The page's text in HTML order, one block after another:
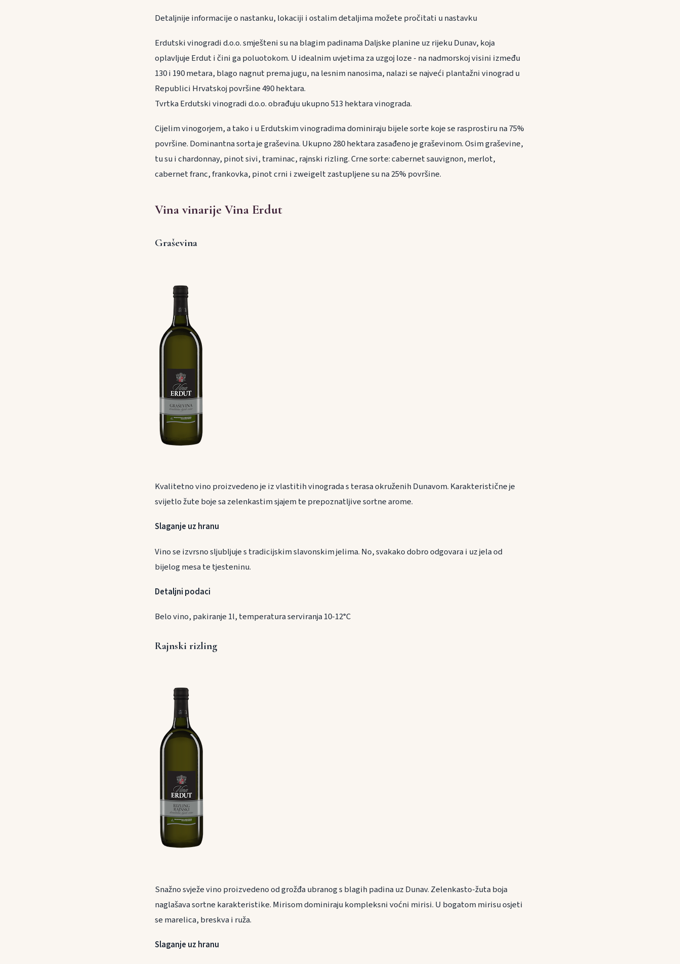
Detaljnije informacije o nastanku, lokaciji i ostalim detaljima možete pročitati u nastavku
Erdutski vinogradi d.o.o. smješteni su na blagim padinama Daljske planine uz rijeku Dunav, koja
oplavljuje Erdut i čini ga poluotokom. U idealnim uvjetima za uzgoj loze - na nadmorskoj visini između
130 i 190 metara, blago nagnut prema jugu, na lesnim nanosima, nalazi se najveći plantažni vinograd u
Republici Hrvatskoj površine 490 hektara.
Tvrtka Erdutski vinogradi d.o.o. obrađuju ukupno 513 hektara vinograda.
Cijelim vinogorjem, a tako i u Erdutskim vinogradima dominiraju bijele sorte koje se rasprostiru na 75%
površine. Dominantna sorta je graševina. Ukupno 280 hektara zasađeno je graševinom. Osim graševine,
tu su i chardonnay, pinot sivi, traminac, rajnski rizling. Crne sorte: cabernet sauvignon, merlot,
cabernet franc, frankovka, pinot crni i zweigelt zastupljene su na 25% površine.
Vina vinarije Vina Erdut
Graševina
Kvalitetno vino proizvedeno je iz vlastitih vinograda s terasa okruženih Dunavom. Karakteristične je
svijetlo žute boje sa zelenkastim sjajem te prepoznatljive sortne arome.
Slaganje uz hranu
Vino se izvrsno sljubljuje s tradicijskim slavonskim jelima. No, svakako dobro odgovara i uz jela od
bijelog mesa te tjesteninu.
Detaljni podaci
Belo vino, pakiranje 1l, temperatura serviranja 10-12°C
Rajnski rizling
Snažno svježe vino proizvedeno od grožđa ubranog s blagih padina uz Dunav. Zelenkasto-žuta boja
naglašava sortne karakteristike. Mirisom dominiraju kompleksni voćni mirisi. U bogatom mirisu osjeti
se marelica, breskva i ruža.
Slaganje uz hranu